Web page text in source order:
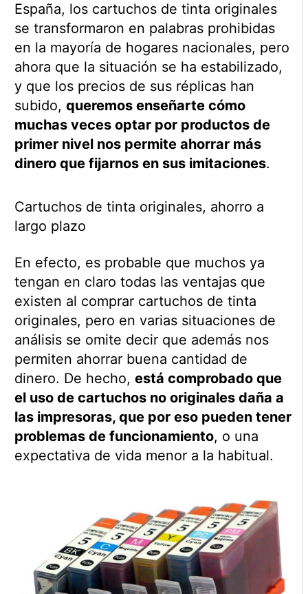
España, los cartuchos de tinta originales
se transformaron en palabras prohibidas
en la mayoría de hogares nacionales, pero
ahora que la situación se ha estabilizado,
y que los precios de sus réplicas han
subido, queremos enseñarte cómo
muchas veces optar por productos de
primer nivel nos permite ahorrar más
dinero que fijarnos en sus imitaciones.
Cartuchos de tinta originales, ahorro a
largo plazo
En efecto, es probable que muchos ya
tengan en claro todas las ventajas que
existen al comprar cartuchos de tinta
originales, pero en varias situaciones de
análisis se omite decir que además nos
permiten ahorrar buena cantidad de
dinero. De hecho, está comprobado que
el uso de cartuchos no originales daña a
las impresoras, que por eso pueden tener
problemas de funcionamiento, o una
expectativa de vida menor a la habitual.